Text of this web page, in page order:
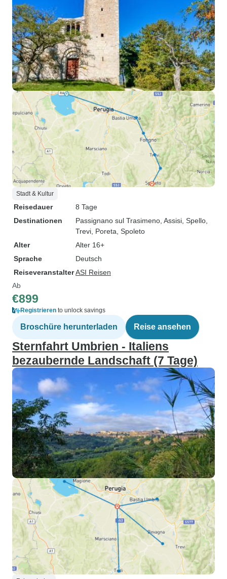
Stadt & Kultur
Reisedauer
8 Tage
Destinationen
Passignano sul Trasimeno , Assisi , Spello
Trevi , Poreta , Spoleto
Alter
Alter 16+
Sprache
Deutsch
ReiseveranstalterASI Reisen
Ab
€899
Registrieren to unlock savings
Broschüre herunterladen Reise ansehen
Sternfahrt Umbrien - Italiens
bezaubernde Landschaft (7 Tage)